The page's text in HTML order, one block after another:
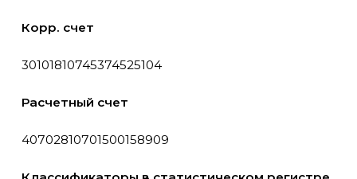
Корр. счет
30101810745374525104
Расчетный счет
40702810701500158909